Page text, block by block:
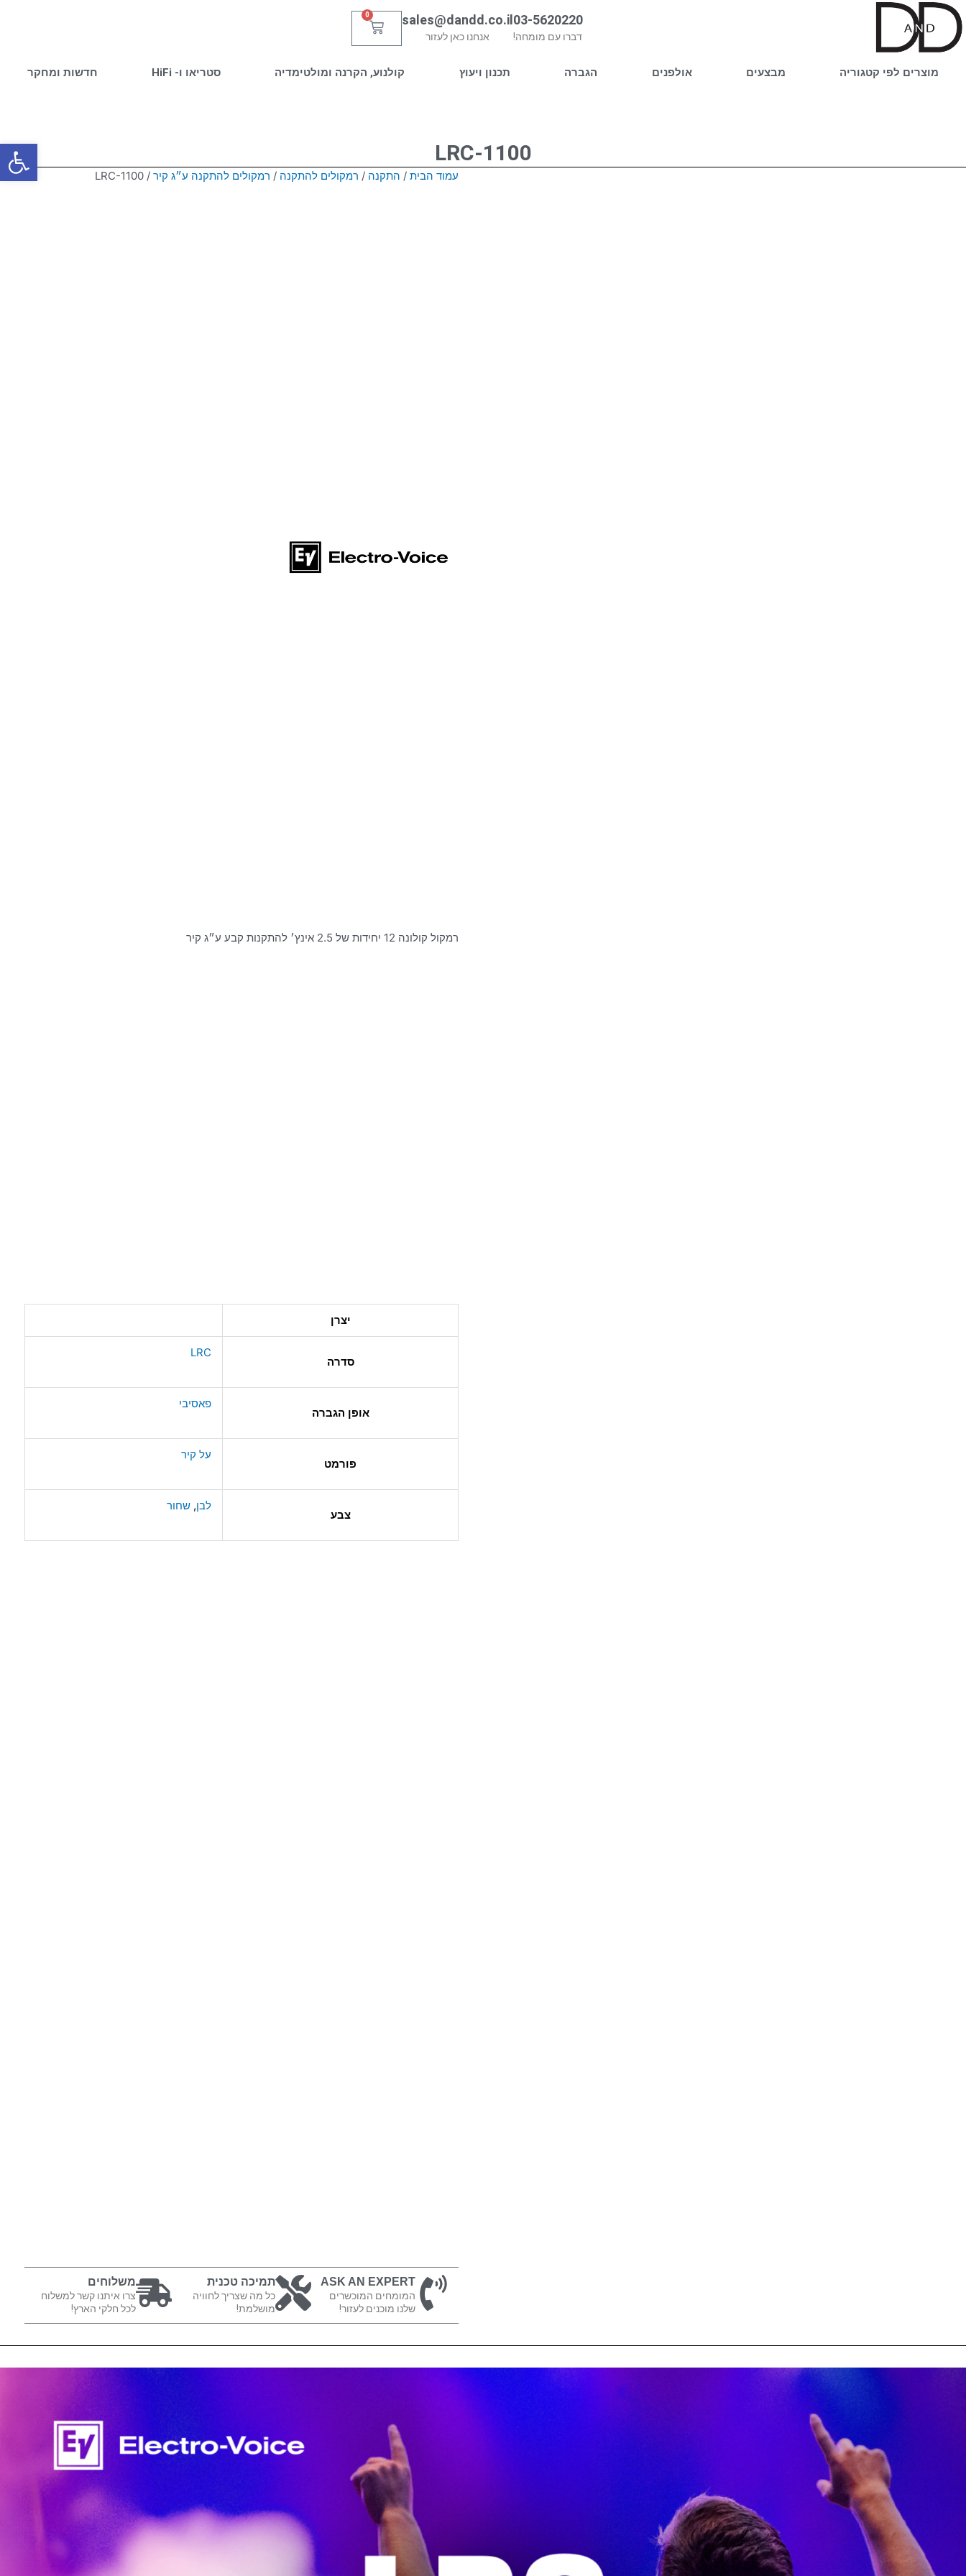
דילוג
לתוכן
03-5620220
דברו עם מומחה!
sales@dandd.co.il
אנחנו כאן לעזור
0
עגלת
מוצרים לפי קטגוריה מבצעים אולפנים הגברה תכנון ויעוץ קולנוע, הקרנה ומולטימדיה סטריאו ו- HiFi חדשות ומחקר
LRC-1100
עמוד הבית/ התקנה / רמקולים להתקנה / רמקולים להתקנה ע״ג קיר/ LRC-1100
רמקול קולונה 12 יחידות של 2.5 אינץ׳ להתקנות קבע ע״ג קיר
יצרן
סדרה
LRC
אופן הגברה
פאסיבי
פורמט
על קיר
צבע
לבן, שחור
ASK AN EXPERT
המומחים המוכשרים
שלנו מוכנים לעזור!
תמיכה טכנית
כל מה שצריך לחוויה
מושלמת!
משלוחים
צרו איתנו קשר למשלוח
לכל חלקי הארץ!
פתח